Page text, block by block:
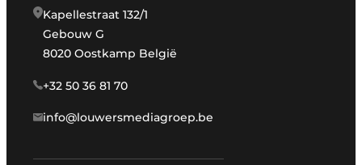
Kapellestraat 132/1
Gebouw G
8020 Oostkamp België
+32 50 36 81 70
info@louwersmediagroep.be